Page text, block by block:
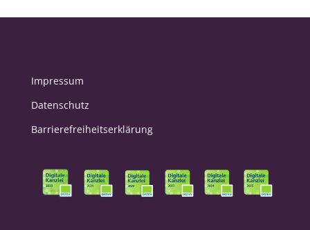
Impressum
Datenschutz
Barrierefreiheitserklärung